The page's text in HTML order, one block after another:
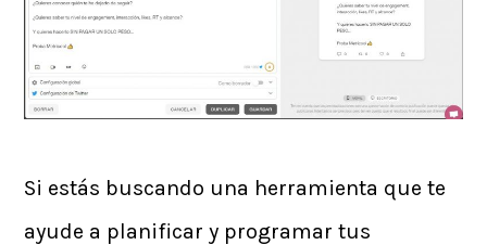
Si estás buscando una herramienta que te
ayude a planificar y programar tus